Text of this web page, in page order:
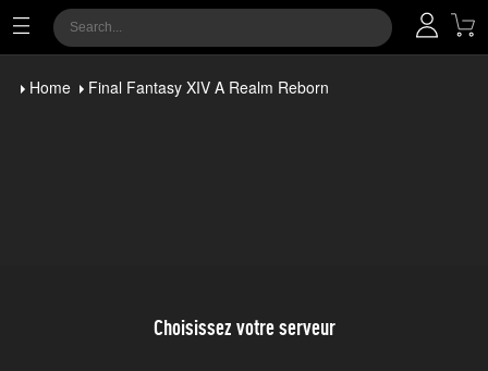
Home Final Fantasy XIV A Realm Reborn
Choisissez votre serveur